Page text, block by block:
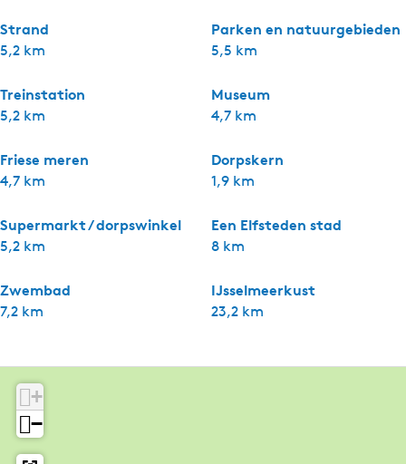
Strand
5,2 km
Parken en natuurgebieden
5,5 km
Treinstation
5,2 km
Museum
4,7 km
Friese meren
4,7 km
Dorpskern
1,9 km
Supermarkt / dorpswinkel
5,2 km
Een Elfsteden stad
8 km
Zwembad
7,2 km
IJsselmeerkust
23,2 km
+
−